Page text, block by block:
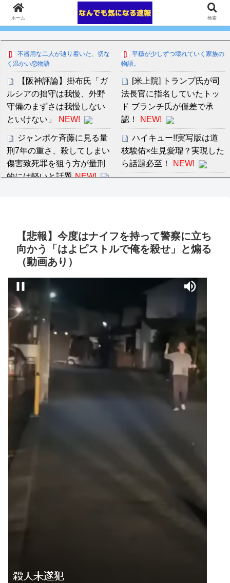
不器用な二人が辿り着いた、切な
く温かい恋物語
【阪神評論】掛布氏「ガ
ルシアの拙守は我慢、外野
守備のまずさは我慢しない
といけない」
NEW!
ジャンポケ斉藤に見る量
刑7年の重さ、殺してしまい
傷害致死罪を狙う方が量刑
的には軽いと話題 NEW!
『乳がデカイ=デブに見え
る』という欠陥構造
wwwww NEW!
【あんこ】やる夫はパー
ティーを追放され復讐に生
きるようです ～仕返し？ ざ
まぁ？ 人として幸せに生き
ることで相手に復讐します
が、何か？～ その2
NEW!
クレバテスⅡ-魔獣の王と
偽りの勇者伝承- 第4話 感
想：敵を探すよりトアの書
を餌に誘き出す作戦！
もはこの絵の意味がすぐに
れた夫婦としての時間をひ
平穏が少しずつ壊れていく家族の
物語。
[米上院] トランプ氏が司
法長官に指名していたトッ
ド ブランチ氏が僅差で承
認！
NEW!
ハイキュー!!実写版は道
枝駿佑×生見愛瑠？実現した
ら話題必至！
NEW!
ャッギャッギャッ！」
セ・リーグ出塁回数ラン
8/3まで
Ｗ杯１次Ｌ敗退の韓国 議員
が「なぜ負けたのか？」ソ
ン・フンミン先発落ちは
「監督の報復」
すまん熊本やがコンビニ
に食品も水もない
代」に突入！アトラクショ
マ『ラムネモンキー』 トレ
【悲報】今度はナイフを持って警察に立ち
向かう「はよピストルで俺を殺せ」と煽る
（動画あり）
ホーム 検索